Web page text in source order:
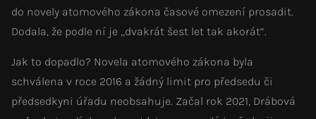
do novely atomového zákona časové omezení prosadit.
Dodala, že podle ní je „dvakrát šest let tak akorát“.
Jak to dopadlo? Novela atomového zákona byla
schválena v roce 2016 a žádný limit pro předsedu či
předsedkyni úřadu neobsahuje. Začal rok 2021, Drábová